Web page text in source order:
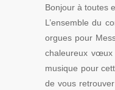
Bonjour à toutes
L’ensemble du
orgues pour
chaleureux
musique pour
de vous